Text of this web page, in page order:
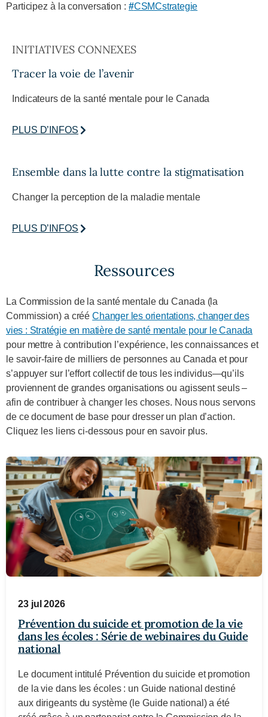
Participez à la conversation : #CSMCstrategie
INITIATIVES CONNEXES
Tracer la voie de l’avenir
Indicateurs de la santé mentale pour le Canada
PLUS D’INFOS
Ensemble dans la lutte contre la stigmatisation
Changer la perception de la maladie mentale
PLUS D’INFOS
Ressources
La Commission de la santé mentale du Canada (la
Commission) a crééChanger les orientations, changer des
vies : Stratégie en matière de santé mentale pour le Canada
pour mettre à contribution l’expérience, les connaissances et
le savoir-faire de milliers de personnes au Canada et pour
s’appuyer sur l’effort collectif de tous les individus—qu’ils
proviennent de grandes organisations ou agissent seuls –
afin de contribuer à changer les choses. Nous nous servons
de ce document de base pour dresser un plan d’action.
Cliquez les liens ci‑dessous pour en savoir plus.
23 jul 2026
Prévention du suicide et promotion de la vie
dans les écoles : Série de webinaires du Guide
national
Le document intitulé Prévention du suicide et promotion
de la vie dans les écoles : un Guide national destiné
aux dirigeants du système (le Guide national) a été